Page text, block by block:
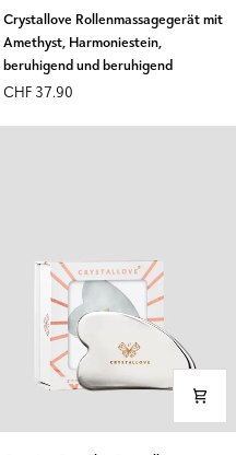
Crystallove
Rollenmassagegerät
mit
Amethyst,
Harmoniestein,
beruhigend
Crystallove Rollenmassagegerät mit
Amethyst, Harmoniestein,
beruhigend und beruhigend
CHF 37.90